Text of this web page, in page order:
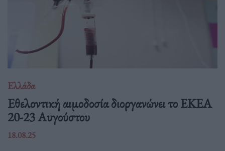
Ελλάδα
Eθελοντική αιμοδοσία διοργανώνει το ΕΚΕΑ
20-23 Αυγούστου
18.08.25